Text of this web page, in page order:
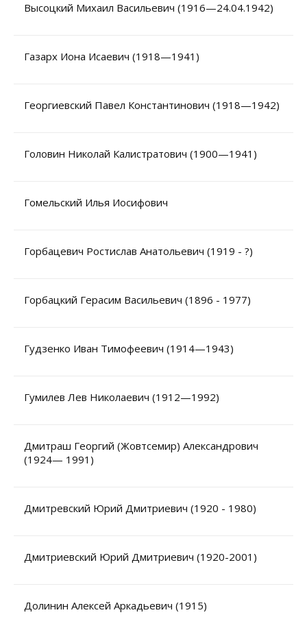
Высоцкий Михаил Васильевич (1916—24.04.1942)
Газарх Иона Исаевич (1918—1941)
Георгиевский Павел Константинович (1918—1942)
Головин Николай Калистратович (1900—1941)
Гомельский Илья Иосифович
Горбацевич Ростислав Анатольевич (1919 - ?)
Горбацкий Герасим Васильевич (1896 - 1977)
Гудзенко Иван Тимофеевич (1914—1943)
Гумилев Лев Николаевич (1912—1992)
Дмитраш Георгий (Жовтсемир) Александрович
(1924— 1991)
Дмитревский Юрий Дмитриевич (1920 - 1980)
Дмитриевский Юрий Дмитриевич (1920-2001)
Долинин Алексей Аркадьевич (1915)